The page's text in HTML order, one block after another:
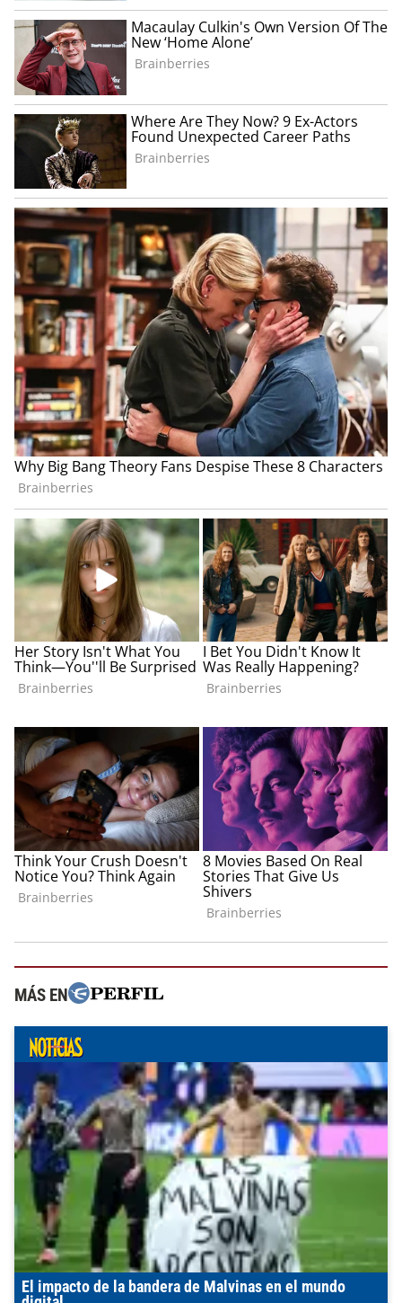
MÁS EN
El impacto de la bandera de Malvinas en el mundo